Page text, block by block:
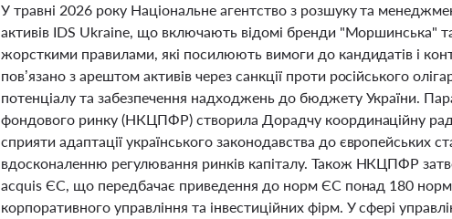
У травні 2026 року Національне агентство з розшуку та
активів IDS Ukraine, що включають відомі бренди "Моршинська"
жорсткими правилами, які посилюють вимоги до кандидатів і
пов’язано з арештом активів через санкції проти російського
потенціалу та забезпечення надходжень до бюджету України.
фондового ринку (НКЦПФР) створила Дорадчу координаційну
сприяти адаптації українського законодавства до
вдосконаленню регулювання ринків капіталу. Також НКЦПФР
acquis ЄС, що передбачає приведення до норм ЄС понад 180
корпоративного управління та інвестиційних фірм. У сфері